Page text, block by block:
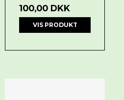
100,00 DKK
VIS PRODUKT